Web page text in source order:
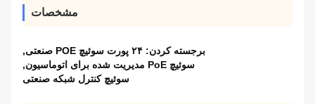
مشخصات
برجسته کردن: ۲۴ پورت سوئیچ POE صنعتی
,
سوئیچ PoE مدیریت شده برای اتوماسیون
,
سوئیچ کنترل شبکه صنعتی